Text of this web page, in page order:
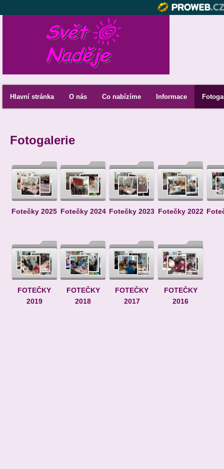
Fotogalerie
Fotečky 2025 Fotečky 2024 Fotečky 2023 Fotečky 2022
FOTEČKY
2019
FOTEČKY
2018
FOTEČKY
2017
FOTEČKY
2016
Hlavní stránka O nás Co nabízíme Informace